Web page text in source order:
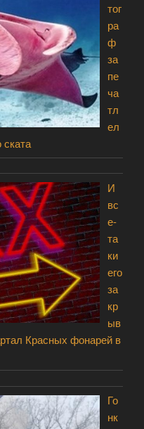
тог
ра
ф
за
пе
ча
тл
ел
ската
И
вс
е-
та
ки
его
за
кр
ыв
Красных фонарей в
Го
нк